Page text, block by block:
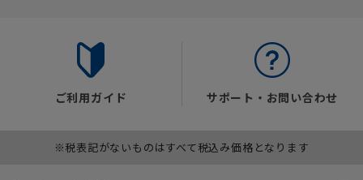
ご利用ガイド サポート・お問い合わせ
※税表記がないものはすべて税込み価格となります